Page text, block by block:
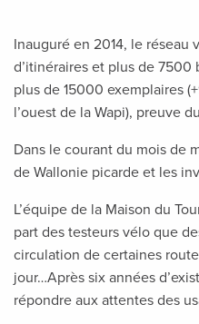
Inauguré en 2014, le
d’itinéraires et plus de 7500
plus de 15000 exemplaires
l’ouest de la Wapi), preuve
Dans le courant du mois de
de Wallonie picarde et les
L’équipe de la Maison du
part des testeurs vélo que
circulation de certaines
jour…Après six années
répondre aux attentes des